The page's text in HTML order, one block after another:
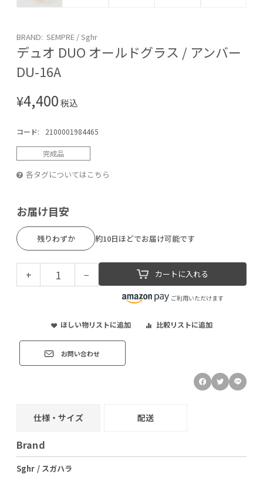
BRAND: SEMPRE / Sghr
デュオ DUO オールドグラス / アンバー
DU-16A
¥4,400税込
コード: 2100001984465
完成品
各タグについてはこちら
お届け目安
残りわずか 約10日ほどでお届け可能です
+ − カートに入れる
ご利用いただけます
ほしい物リストに追加 比較リストに追加
お問い合わせ
仕様・サイズ 配送
Brand
Sghr / スガハラ